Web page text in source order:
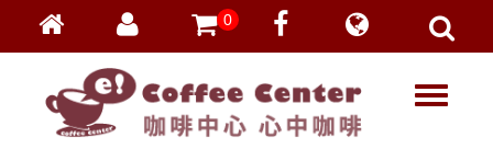
會員登入
忘記密碼
加入會員
0
T